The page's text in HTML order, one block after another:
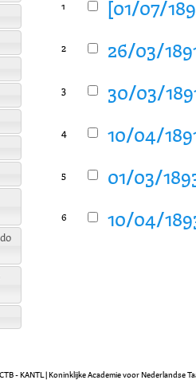
1 [01/07/
2 26/03/
3 30/03/
4 10/04/
5 01/03/
6 10/04/
- KANTL | Koninklijke Academie voor Nederlandse